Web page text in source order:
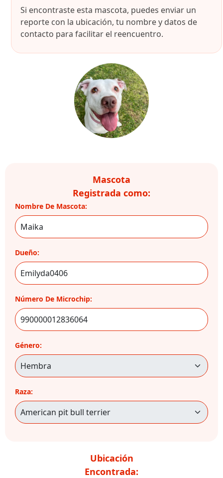
Si encontraste esta mascota, puedes enviar un
reporte con la ubicación, tu nombre y datos de
contacto para facilitar el reencuentro.
Mascota
Registrada como:
Nombre De Mascota:
Dueño:
Número De Microchip:
Género:
Raza:
Ubicación
Encontrada: